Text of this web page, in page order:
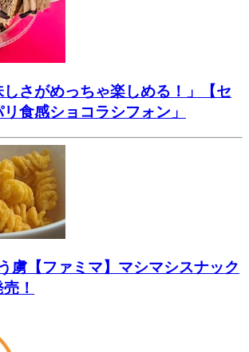
しさがめっちゃ楽しめる！」【セ
食感ショコラシフォン」
虜【ファミマ】マシマシスナック
！